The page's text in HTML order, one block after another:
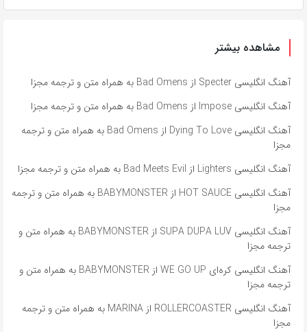
مشاهده بیشتر
آهنگ انگلیسی Specter از Bad Omens به همراه متن و ترجمه مجزا
آهنگ انگلیسی Impose از Bad Omens به همراه متن و ترجمه مجزا
آهنگ انگلیسی Dying To Love از Bad Omens به همراه متن و ترجمه
مجزا
آهنگ انگلیسی Lighters از Bad Meets Evil به همراه متن و ترجمه مجزا
آهنگ انگلیسی HOT SAUCE از BABYMONSTER به همراه متن و ترجمه
مجزا
آهنگ انگلیسی SUPA DUPA LUV از BABYMONSTER به همراه متن و
ترجمه مجزا
آهنگ انگلیسی کره‌ای WE GO UP از BABYMONSTER به همراه متن و
ترجمه مجزا
آهنگ انگلیسی ROLLERCOASTER از MARINA به همراه متن و ترجمه
مجزا